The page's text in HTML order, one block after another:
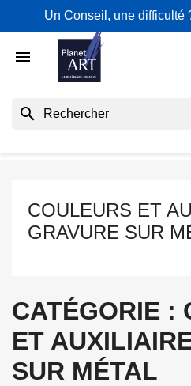
Un Conseil, une difficulté

search
COULEURS ET
GRAVURE SUR
CATÉGORIE :
ET
SUR MÉTAL